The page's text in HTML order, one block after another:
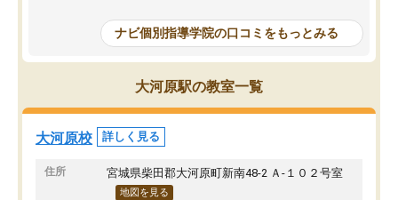
教室は少し狭い印象なので夜の時間帯
など生徒さんが多い時間帯は手狭では
ないかな？と感じます。
また駅前にあるのでアクセスは良いで
すが駐車場がないのでお迎えの際に近
隣のコインパーキングを利用または路
上駐車をするしかない点が少し不便で
方を丁寧に教えてくださ
が深まっていると感じま
熱心で、一人ひとりの苦
前より勉強に前向きに取
りたいと思える塾です。
ナビ個別指導学院の口コミをもっとみる
大河原駅の教室一覧
大河原校 詳しく見る
住所 宮城県柴田郡大河原町新南48-2 Ａ-１０２号室
地図を見る